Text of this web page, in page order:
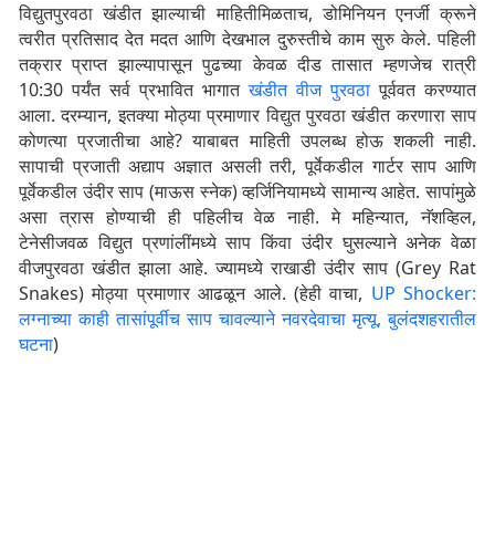
विद्युतपुरवठा खंडीत झाल्याची माहितीमिळताच, डोमिनियन एनर्जी क्रूने
त्वरीत प्रतिसाद देत मदत आणि देखभाल दुरुस्तीचे काम सुरु केले. पहिली
तक्रार प्राप्त झाल्यापासून पुढच्या केवळ दीड तासात म्हणजेच रात्री
10:30 पर्यंत सर्व प्रभावित भागातखंडीत वीज पुरवठा पूर्ववत करण्यात
आला. दरम्यान, इतक्या मोठ्या प्रमाणार विद्युत पुरवठा खंडीत करणारा साप
कोणत्या प्रजातीचा आहे? याबाबत माहिती उपलब्ध होऊ शकली नाही.
सापाची प्रजाती अद्याप अज्ञात असली तरी, पूर्वेकडील गार्टर साप आणि
पूर्वेकडील उंदीर साप (माऊस स्नेक) व्हर्जिनियामध्ये सामान्य आहेत. सापांमुळे
असा त्रास होण्याची ही पहिलीच वेळ नाही. मे महिन्यात, नॅशव्हिल,
टेनेसीजवळ विद्युत प्रणांलींमध्ये साप किंवा उंदीर घुसल्याने अनेक वेळा
वीजपुरवठा खंडीत झाला आहे. ज्यामध्ये राखाडी उंदीर साप (Grey Rat
Snakes) मोठ्या प्रमाणार आढळून आले. (हेही वाचा, UP Shocker:
लग्नाच्या काही तासांपूर्वीच साप चावल्याने नवरदेवाचा मृत्यू, बुलंदशहरातील
घटना)